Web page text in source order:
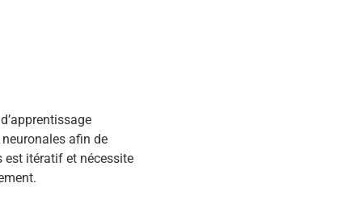
afin de
est itératif et nécessite